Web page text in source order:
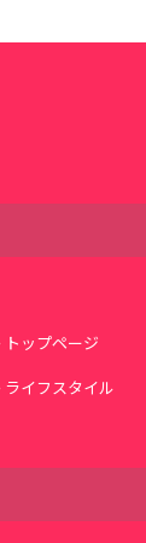
トップページ
ライフスタイル